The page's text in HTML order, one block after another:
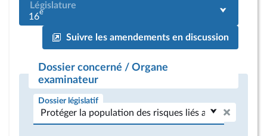
Législature
16e
Suivre les amendements en discussion
Dossier concerné / Organe
examinateur
Dossier législatif